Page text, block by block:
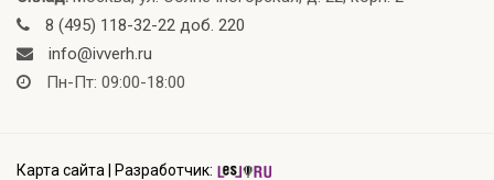
8 (495) 118-32-22 доб. 220
info@ivverh.ru
Пн-Пт: 09:00-18:00
Карта сайта Разработчик: